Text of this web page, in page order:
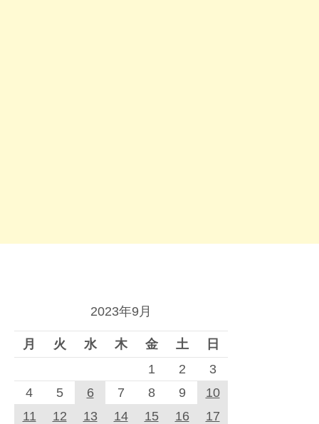
2023年9月
月 火 水 木 金 土
日
1
2
3
4
5 6 7 8 9
10
11
12 13 14 15 16
17